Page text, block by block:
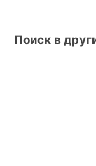
Поиск в